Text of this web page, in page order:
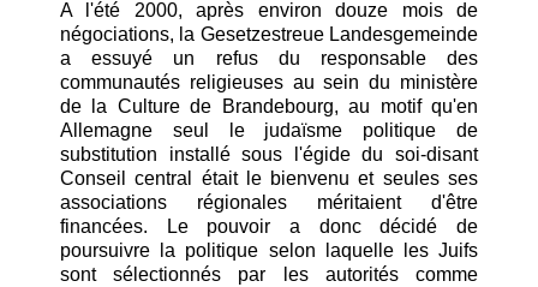
A l'été 2000, après environ douze mois de
négociations, la Gesetzestreue Landesgemeinde
a essuyé un refus du responsable des
communautés religieuses au sein du ministère
de la Culture de Brandebourg, au motif qu'en
Allemagne seul le judaïsme politique de
substitution installé sous l'égide du soi-disant
Conseil central était le bienvenu et seules ses
associations régionales méritaient d'être
financées. Le pouvoir a donc décidé de
poursuivre la politique selon laquelle les Juifs
sont sélectionnés par les autorités comme